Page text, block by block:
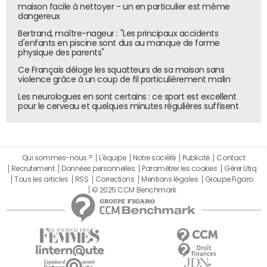
signal à destination de Marine Le Pen, qui a exigé, sous
peine de censure, un Premier ministre "qui soit
respectueux des différentes forces politiques et capable
de pouvoir s'adresser au Rassemblement national".
maison facile à nettoyer - un en particulier est même
dangereux
Bertrand, maître-nageur : "Les principaux accidents
d'enfants en piscine sont dus au manque de forme
physique des parents"
Ce Français déloge les squatteurs de sa maison sans
violence grâce à un coup de fil particulièrement malin
Les neurologues en sont certains : ce sport est excellent
pour le cerveau et quelques minutes régulières suffisent
Qui sommes-nous ? L'équipe Notre société Publicité
Contact
Recrutement
Données personnelles Paramétrer les cookies
Gérer Utiq
Tous les articles
RSS Corrections Mentions légales
Groupe Figaro
© 2025 CCM Benchmark